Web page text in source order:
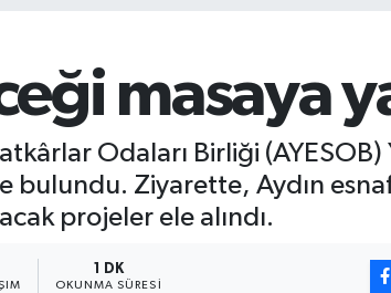
masaya
Odaları Birliği
bulundu. Ziyarette, Aydın
projeler ele alındı.
1 DK
OKUNMA SÜRESI